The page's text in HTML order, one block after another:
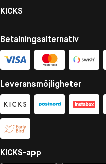
KICKS
Betalningsalternativ
Leveransmöjligheter
KICKS-app